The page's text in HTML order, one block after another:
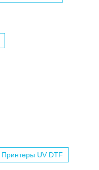
Принтеры UV DTF